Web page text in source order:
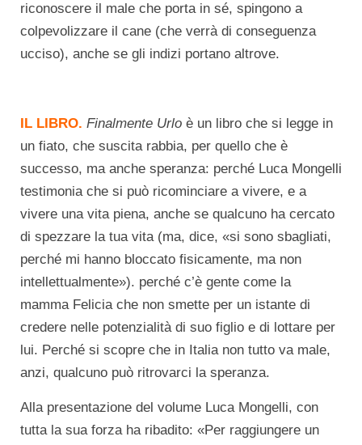
riconoscere il male che porta in sé, spingono a
colpevolizzare il cane (che verrà di conseguenza
ucciso), anche se gli indizi portano altrove.
IL LIBRO. Finalmente Urlo è un libro che si legge in
un fiato, che suscita rabbia, per quello che è
successo, ma anche speranza: perché Luca Mongelli
testimonia che si può ricominciare a vivere, e a
vivere una vita piena, anche se qualcuno ha cercato
di spezzare la tua vita (ma, dice, «si sono sbagliati,
perché mi hanno bloccato fisicamente, ma non
intellettualmente»). perché c’è gente come la
mamma Felicia che non smette per un istante di
credere nelle potenzialità di suo figlio e di lottare per
lui. Perché si scopre che in Italia non tutto va male,
anzi, qualcuno può ritrovarci la speranza.
Alla presentazione del volume Luca Mongelli, con
tutta la sua forza ha ribadito: «Per raggiungere un